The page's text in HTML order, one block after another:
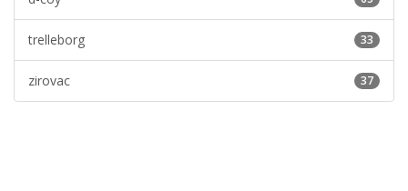
33
trelleborg
37
zirovac